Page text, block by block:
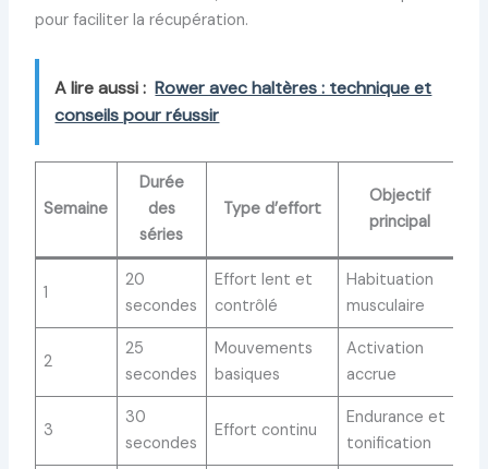
pour faciliter la récupération.
A lire aussi : Rower avec haltères : technique et
conseils pour réussir
Semaine
Durée
des
séries
Type d’effort
Objectif
principal
1
20
secondes
Effort lent et
contrôlé
Habituation
musculaire
2
25
secondes
Mouvements
basiques
Activation
accrue
3
30
secondes
Effort continu
Endurance et
tonification